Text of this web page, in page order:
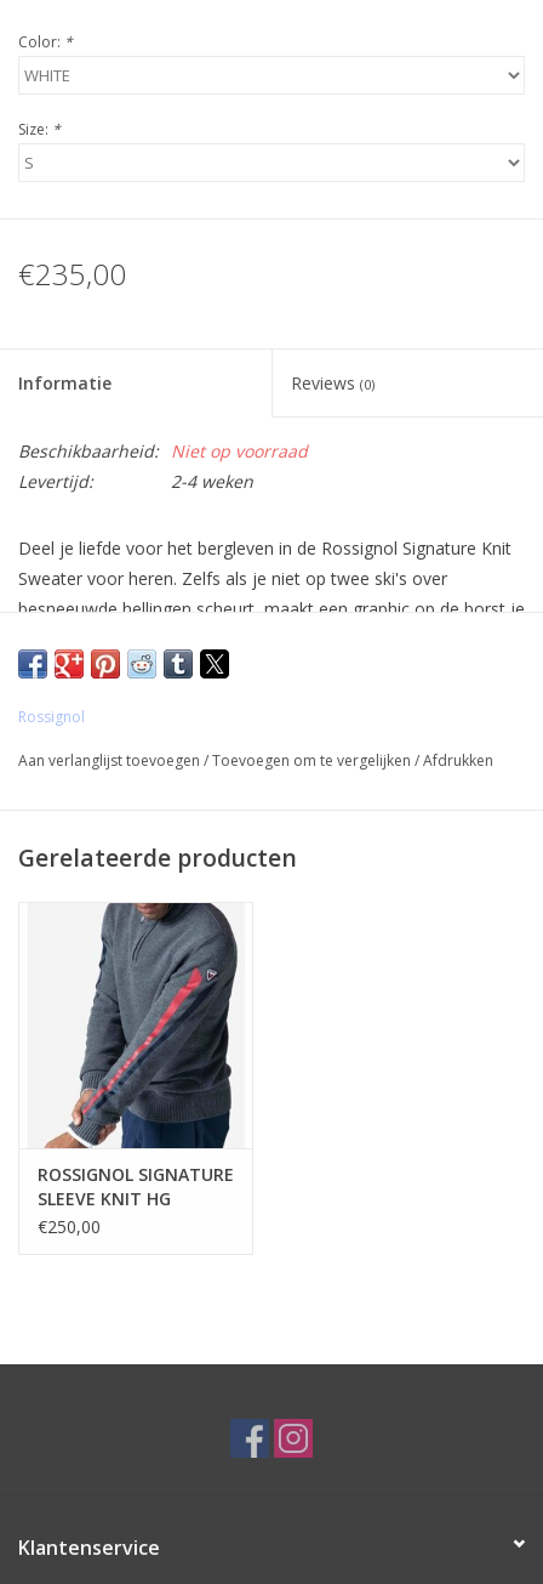
Color: *
Size: *
€235,00
Informatie Reviews (0)
Beschikbaarheid: Niet op voorraad
Levertijd:
2-4 weken
Deel je liefde voor het bergleven in de Rossignol Signature Knit
Sweater voor heren. Zelfs als je niet op twee ski's over
besneeuwde hellingen scheurt, maakt een graphic op de borst je
de luxueuze mix van merino en kasjmier.
Rossignol
Aan verlanglijst toevoegen /Toevoegen om te vergelijken /Afdrukken
Gerelateerde producten
ROSSIGNOL SIGNATURE
SLEEVE KNIT HG
€250,00
Klantenservice